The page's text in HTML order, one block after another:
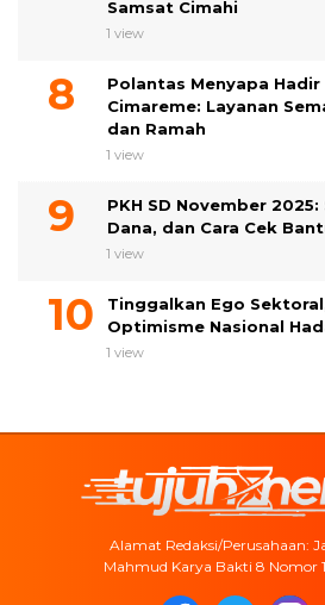
Samsat Cimahi
1 view
Polantas Menyapa
Cimareme: Layanan
dan Ramah
1 view
PKH SD November
Dana, dan Cara Cek
1 view
Tinggalkan Ego
Optimisme Nasional
1 view
Alamat Redaksi/Perusahaan:
Mahmud Karya Bakti 8 Nomor